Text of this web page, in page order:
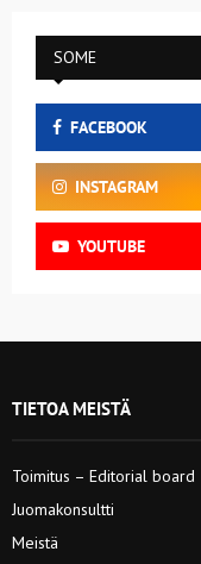
SOME
FACEBOOK
INSTAGRAM
YOUTUBE
TIETOA MEISTÄ
Toimitus – Editorial board
Juomakonsultti
Meistä